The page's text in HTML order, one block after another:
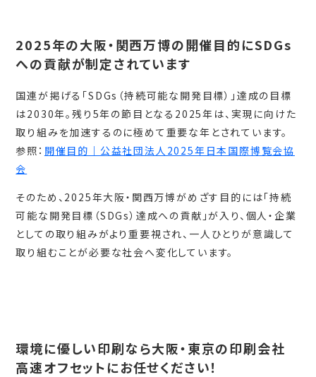
2025年の大阪・関西万博の開催目的にSDGs
への貢献が制定されています
国連が掲げる「SDGs（持続可能な開発目標）」達成の目標
は2030年。残り5年の節目となる2025年は、実現に向けた
取り組みを加速するのに極めて重要な年とされています。
参照： 開催目的｜公益社団法人2025年日本国際博覧会協
会
そのため、2025年大阪・関西万博がめざす目的には「持続
可能な開発目標（SDGs）達成への貢献」が入り、個人・企業
としての取り組みがより重要視され、一人ひとりが意識して
取り組むことが必要な社会へ変化しています。
環境に優しい印刷なら大阪・東京の印刷会社
高速オフセットにお任せください！